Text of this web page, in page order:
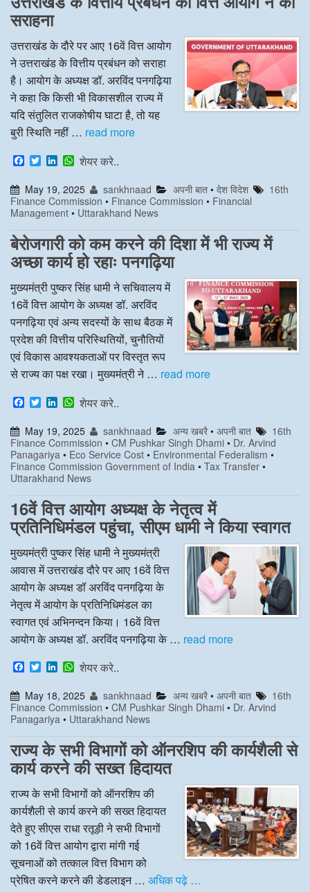
सराहना
उत्तराखंड के दौरे पर आए 16वें वित्त आयोग
ने उत्तराखंड के वित्तीय प्रबंधन को सराहा
है। आयोग के अध्यक्ष डॉ. अरविंद पनगढ़िया
ने कहा कि किसी भी विकासशील राज्य में
यदि संतुलित राजकोषीय घाटा है, तो यह
बुरी स्थिति नहीं … read more
F
a
c
e
b
o
o
k
T
w
t
t
e
r
L
k
e
d
I
n
W
a
t
s
A
p
p
शेयर करे..
May 19, 2025 sankhnaad अपनी बात• देश विदेश
16th
Finance Commission • Finance Commission • Financial
Management • Uttarakhand News
बेरोजगारी को कम करने की दिशा में भी राज्य में
अच्छा कार्य हो रहाः पनगढ़िया
मुख्यमंत्री पुष्कर सिंह धामी ने सचिवालय में
16वें वित्त आयोग के अध्यक्ष डॉ. अरविंद
पनगढ़िया एवं अन्य सदस्यों के साथ बैठक में
प्रदेश की वित्तीय परिस्थितियों, चुनौतियों
एवं विकास आवश्यकताओं पर विस्तृत रूप
से राज्य का पक्ष रखा। मुख्यमंत्री ने … read more
F
a
c
e
b
o
o
k
T
w
t
t
e
r
L
k
e
d
I
n
W
a
t
s
A
p
p
शेयर करे..
May 19, 2025 sankhnaad अन्य खबरै• अपनी बात
16th
Finance Commission • CM Pushkar Singh Dhami • Dr. Arvind
Panagariya • Eco Service Cost • Environmental Federalism •
Finance Commission Government of India • Tax Transfer •
Uttarakhand News
16वें वित्त आयोग अध्यक्ष के नेतृत्व में
प्रतिनिधिमंडल पहुंचा, सीएम धामी ने किया स्वागत
मुख्यमंत्री पुष्कर सिंह धामी ने मुख्यमंत्री
आवास में उत्तराखंड दौरे पर आए 16वें वित्त
आयोग के अध्यक्ष डॉ अरविंद पनगढ़िया के
नेतृत्व में आयोग के प्रतिनिधिमंडल का
स्वागत एवं अभिनन्दन किया। 16वें वित्त
आयोग के अध्यक्ष डॉ. अरविंद पनगढ़िया के … read more
F
a
c
e
b
o
o
k
T
w
t
t
e
r
L
k
e
d
I
n
W
a
t
s
A
p
p
शेयर करे..
May 18, 2025 sankhnaad अन्य खबरै• अपनी बात
16th
Finance Commission • CM Pushkar Singh Dhami • Dr. Arvind
Panagariya • Uttarakhand News
राज्य के सभी विभागों को ऑनरशिप की कार्यशैली से
कार्य करने की सख्त हिदायत
राज्य के सभी विभागों को ऑनरशिप की
कार्यशैली से कार्य करने की सख्त हिदायत
देते हुए सीएस राधा रतूड़ी ने सभी विभागों
को 16वें वित्त आयोग द्वारा मांगी गई
सूचनाओं को तत्काल वित्त विभाग को
प्रेषित करने करने की डेडलाइन … अधिक पढ़े …